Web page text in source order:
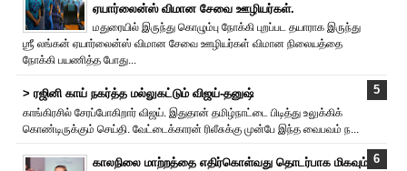
ஏயார்லைன்ஸ் விமான சேவை ஊழியர்கள்.
மதுரையில் இருந்து கொழும்பு நோக்கி புறப்பட தயாராக இருந்து
ஶ்ரீ லங்கன் ஏயார்லைன்ஸ் விமான சேவை ஊழியர்கள் விமான நிலையத்தை
நோக்கி பயணித்த போது...
> ரஜினி காய் நகர்த்த மல்லுகட்டும் விஜய்-தனுஷ்
காங்கிரசில் சேரப்போகிறார் விஜய். இதுதான் தமிழ்நாட்டை பிடித்து உலுக்கிக்
கொண்டிருக்கும் செய்தி. வேட்டைக்காரன் ரிலீசுக்கு முன்பே இந்த வைபவம் ந...
காலநிலை மாற்றத்தை எதிர்கொள்வது தொடர்பாக மிகவும்